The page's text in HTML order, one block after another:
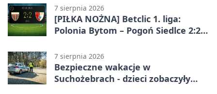
7 sierpnia 2026
[PIŁKA NOŻNA] Betclic 1. liga:
Polonia Bytom – Pogoń Siedlce 2:2.
emocjonującej końcówce
7 sierpnia 2026
Bezpieczne wakacje w
Suchożebrach - dzieci zobaczyły